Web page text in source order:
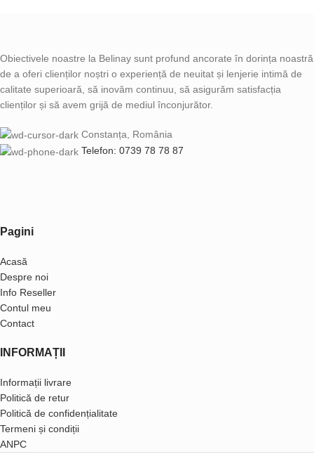
Obiectivele noastre la Belinay sunt profund ancorate în dorința noastră
de a oferi clienților noștri o experiență de neuitat și lenjerie intimă de
calitate superioară, să inovăm continuu, să asigurăm satisfacția
clienților și să avem grijă de mediul înconjurător.
Constanța, România
Telefon: 0739 78 78 87
Pagini
Acasă
Despre noi
Info Reseller
Contul meu
Contact
INFORMAȚII
Informații livrare
Politică de retur
Politică de confidențialitate
Termeni și condiții
ANPC